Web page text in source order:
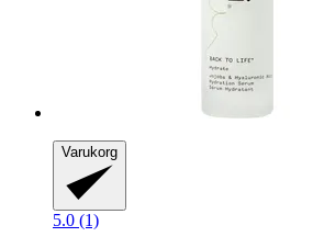
Varukorg
5.0 (1)